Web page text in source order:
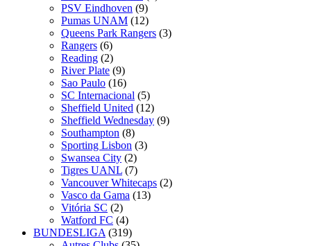
PSV Eindhoven (9)
Pumas UNAM (12)
Queens Park Rangers (3)
Rangers (6)
Reading (2)
River Plate (9)
Sao Paulo (16)
SC Internacional (5)
Sheffield United (12)
Sheffield Wednesday (9)
Southampton (8)
Sporting Lisbon (3)
Swansea City (2)
Tigres UANL (7)
Vancouver Whitecaps (2)
Vasco da Gama (13)
Vitória SC (2)
Watford FC (4)
BUNDESLIGA (319)